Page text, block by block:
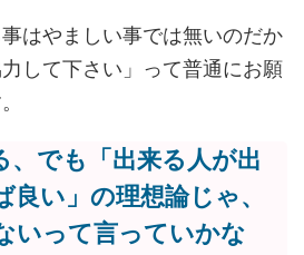
はやましい事では無いのだか
して下さい」って普通にお願
、でも「出来る人が出
い」の理想論じゃ、
いって言っていかな